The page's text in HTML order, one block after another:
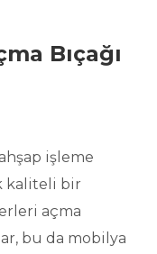
Bıçağı
işleme
kaliteli bir
açma
bu da mobilya